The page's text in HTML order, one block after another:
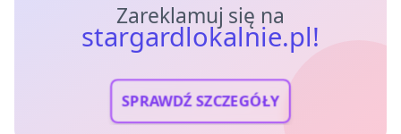
Zareklamuj się na
stargardlokalnie.pl!
SPRAWDŹ SZCZEGÓŁY